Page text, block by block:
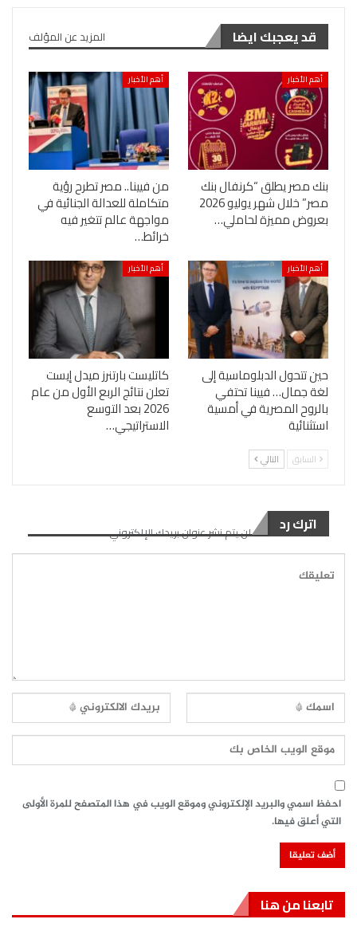
قد يعجبك ايضا المزيد عن المؤلف
أهم الأخبار
بنك مصر يطلق “كرنفال بنك
مصر” خلال شهر يوليو 2026
بعروض مميزة لحاملي…
أهم الأخبار
من فيينا.. مصر تطرح رؤية
متكاملة للعدالة الجنائية في
مواجهة عالم تتغير فيه
خرائط…
أهم الأخبار
حين تتحول الدبلوماسية إلى
لغة جمال… فيينا تحتفي
بالروح المصرية في أمسية
استثنائية
أهم الأخبار
كاتليست بارتنرز ميدل إيست
تعلن نتائج الربع الأول من عام
2026 بعد التوسع
الاستراتيجي…
السابق التالي
اترك رد لن يتم نشر عنوان بريدك الإلكتروني.
احفظ اسمي والبريد الإلكتروني وموقع الويب في هذا المتصفح للمرة الأولى
التي أعلق فيها.
تابعنا من هنا